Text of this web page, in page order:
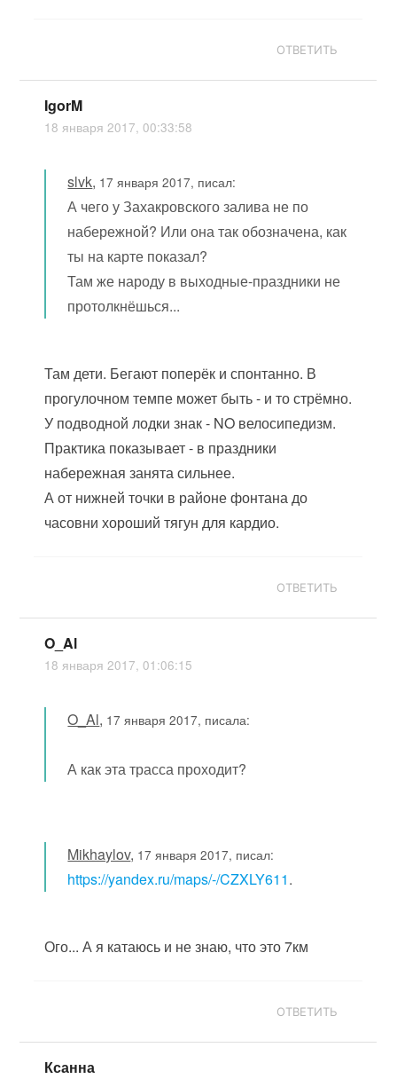
ОТВЕТИТЬ
IgorM
18 января 2017, 00:33:58
slvk, 17 января 2017, писал:
А чего у Захакровского залива не по
набережной? Или она так обозначена, как
ты на карте показал?
Там же народу в выходные-праздники не
протолкнёшься...
Там дети. Бегают поперёк и спонтанно. В
прогулочном темпе может быть - и то стрёмно.
У подводной лодки знак - NO велосипедизм.
Практика показывает - в праздники
набережная занята сильнее.
А от нижней точки в районе фонтана до
часовни хороший тягун для кардио.
ОТВЕТИТЬ
O_Al
18 января 2017, 01:06:15
O_Al, 17 января 2017, писала:
А как эта трасса проходит?
Mikhaylov, 17 января 2017, писал:
https://yandex.ru/maps/-/CZXLY611.
Ого... А я катаюсь и не знаю, что это 7км
ОТВЕТИТЬ
Ксанна